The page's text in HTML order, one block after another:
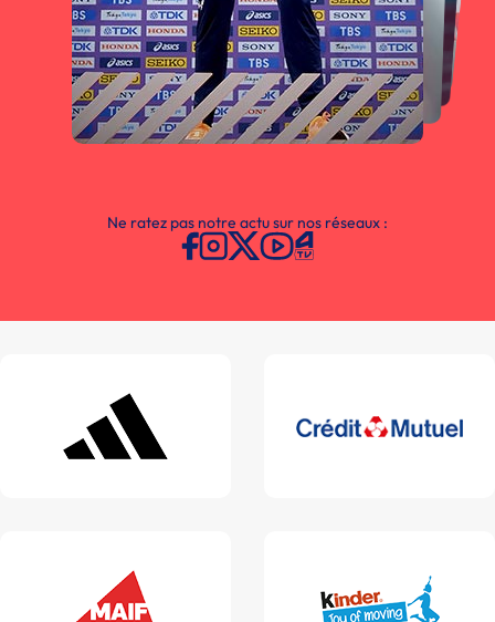
Ne ratez pas notre actu sur nos réseaux :